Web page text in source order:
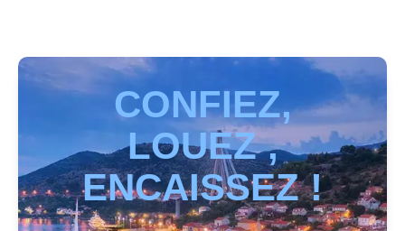
CONFIEZ,
LOUEZ ,
ENCAISSEZ !